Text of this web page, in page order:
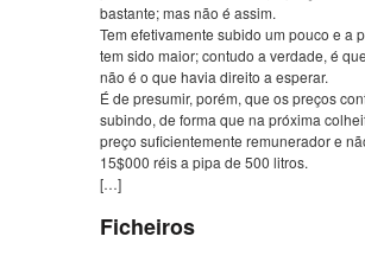
bastante; mas não é assim.
Tem efetivamente subido um pouco e a
tem sido maior; contudo a verdade, é
não é o que havia direito a esperar.
É de presumir, porém, que os preços
subindo, de forma que na próxima
preço suficientemente remunerador e
15$000 réis a pipa de 500 litros.
[…]
Ficheiros